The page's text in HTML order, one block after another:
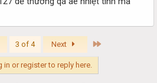
3 of 4 Next
in or register to reply here.